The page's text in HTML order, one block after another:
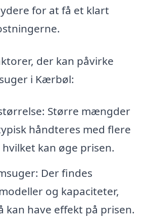
for at få et klart
der kan påvirke
i Kærbøl:
Større mængder
håndteres med flere
kan øge prisen.
Der findes
og kapaciteter,
kan have effekt på prisen.